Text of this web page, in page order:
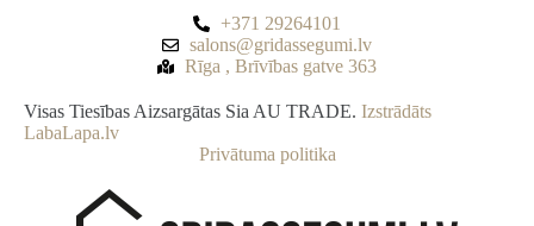
+371 29264101
salons@gridassegumi.lv
Rīga , Brīvības gatve 363
Visas Tiesības Aizsargātas Sia AU TRADE. Izstrādāts
LabaLapa.lv
Privātuma politika